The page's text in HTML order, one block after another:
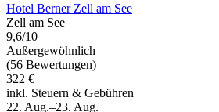
Hotel Berner Zell am See
Zell am See
9,6/10
Außergewöhnlich
(56 Bewertungen)
322 €
inkl. Steuern & Gebühren
22. Aug.–23. Aug.